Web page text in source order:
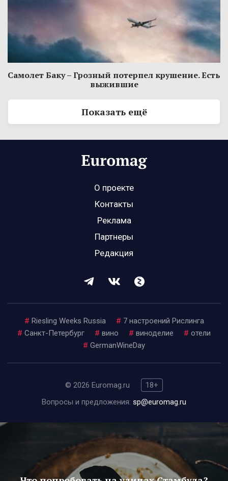
Самолет Баку – Грозный потерпел крушение. Есть
выжившие
Показать ещё
О проекте
Контакты
Реклама
Партнеры
Редакция
# Riesling Weeks Russia # 7 настроений Рислинга
# Санкт-Петербург # вино # виноделие # отели
# GermanWineDay
© 2026 Euromag.ru
18+
Вопросы и предложения: sp@euromag.ru